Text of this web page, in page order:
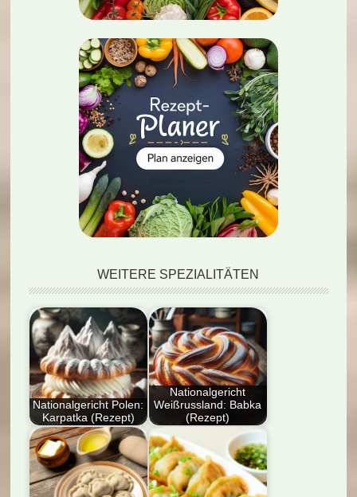
WEITERE SPEZIALITÄTEN
Nationalgericht Polen:
Karpatka (Rezept)
Der Artikel präsentiert
das traditionelle
polnische Dessert
Karpatka,
Nationalgericht
Weißrussland: Babka
(Rezept)
Entdecken Sie das
Nationalgericht
Weißrussland: Babka
(Rezept)! Genießen